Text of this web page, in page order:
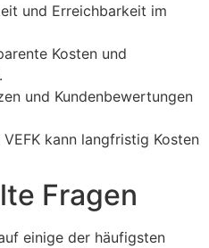
und Erreichbarkeit im
Kosten und
und Kundenbewertungen
kann langfristig Kosten
Fragen
einige der häufigsten